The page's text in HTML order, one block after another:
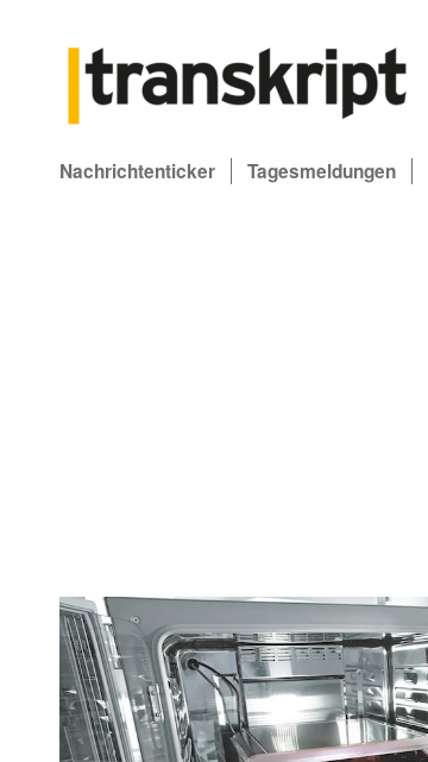
Nachrichtenticker Tagesmeldungen